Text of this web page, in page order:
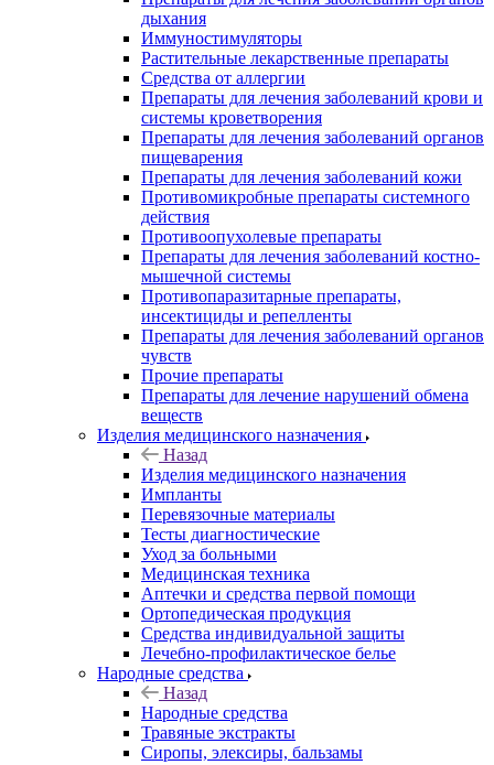
дыхания
Иммуностимуляторы
Растительные лекарственные препараты
Средства от аллергии
Препараты для лечения заболеваний крови и
системы кроветворения
Препараты для лечения заболеваний органов
пищеварения
Препараты для лечения заболеваний кожи
Противомикробные препараты системного
действия
Противоопухолевые препараты
Препараты для лечения заболеваний костно-
мышечной системы
Противопаразитарные препараты,
инсектициды и репелленты
Препараты для лечения заболеваний органов
чувств
Прочие препараты
Препараты для лечение нарушений обмена
веществ
Изделия медицинского назначения
Назад
Изделия медицинского назначения
Импланты
Перевязочные материалы
Тесты диагностические
Уход за больными
Медицинская техника
Аптечки и средства первой помощи
Ортопедическая продукция
Средства индивидуальной защиты
Лечебно-профилактическое белье
Народные средства
Назад
Народные средства
Травяные экстракты
Сиропы, элексиры, бальзамы